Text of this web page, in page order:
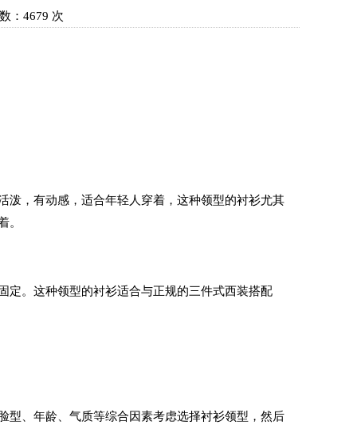
：4679 次
，有动感，适合年轻人穿着，这种领型的衬衫尤其
。
。这种领型的衬衫适合与正规的三件式西装搭配
、年龄、气质等综合因素考虑选择衬衫领型，然后